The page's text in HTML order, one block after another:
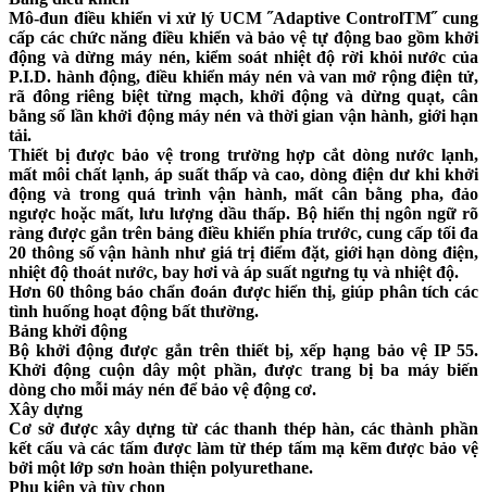
Mô-đun điều khiển vi xử lý UCM ˝Adaptive ControlTM˝ cung
cấp các chức năng điều khiển và bảo vệ tự động bao gồm khởi
động và dừng máy nén, kiểm soát nhiệt độ rời khỏi nước của
P.I.D. hành động, điều khiển máy nén và van mở rộng điện tử,
rã đông riêng biệt từng mạch, khởi động và dừng quạt, cân
bằng số lần khởi động máy nén và thời gian vận hành, giới hạn
tải.
Thiết bị được bảo vệ trong trường hợp cắt dòng nước lạnh,
mất môi chất lạnh, áp suất thấp và cao, dòng điện dư khi khởi
động và trong quá trình vận hành, mất cân bằng pha, đảo
ngược hoặc mất, lưu lượng dầu thấp. Bộ hiển thị ngôn ngữ rõ
ràng được gắn trên bảng điều khiển phía trước, cung cấp tối đa
20 thông số vận hành như giá trị điểm đặt, giới hạn dòng điện,
nhiệt độ thoát nước, bay hơi và áp suất ngưng tụ và nhiệt độ.
Hơn 60 thông báo chẩn đoán được hiển thị, giúp phân tích các
tình huống hoạt động bất thường.
Bảng khởi động
Bộ khởi động được gắn trên thiết bị, xếp hạng bảo vệ IP 55.
Khởi động cuộn dây một phần, được trang bị ba máy biến
dòng cho mỗi máy nén để bảo vệ động cơ.
Xây dựng
Cơ sở được xây dựng từ các thanh thép hàn, các thành phần
kết cấu và các tấm được làm từ thép tấm mạ kẽm được bảo vệ
bởi một lớp sơn hoàn thiện polyurethane.
Phụ kiện và tùy chọn